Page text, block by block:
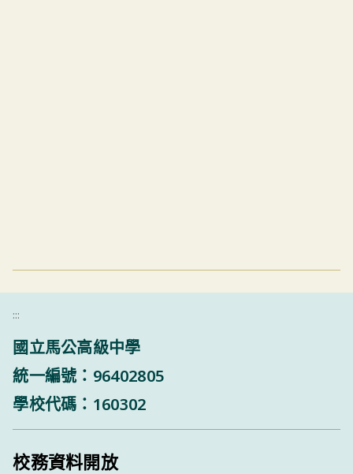
:::
國立馬公高級中學
統一編號：96402805
學校代碼：160302
校務資料開放